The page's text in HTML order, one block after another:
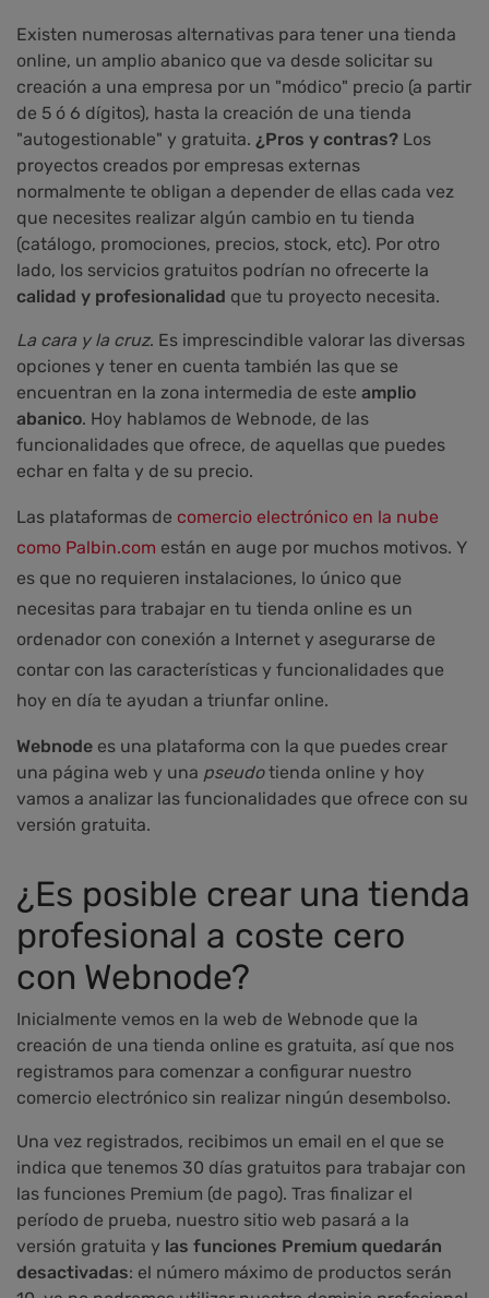
Existen numerosas alternativas para tener una tienda
online, un amplio abanico que va desde solicitar su
creación a una empresa por un "módico" precio (a partir
de 5 ó 6 dígitos), hasta la creación de una tienda
"autogestionable" y gratuita. ¿Pros y contras? Los
proyectos creados por empresas externas
normalmente te obligan a depender de ellas cada vez
que necesites realizar algún cambio en tu tienda
(catálogo, promociones, precios, stock, etc). Por otro
lado, los servicios gratuitos podrían no ofrecerte la
calidad y profesionalidad que tu proyecto necesita.
La cara y la cruz. Es imprescindible valorar las diversas
opciones y tener en cuenta también las que se
encuentran en la zona intermedia de este amplio
abanico. Hoy hablamos de Webnode, de las
funcionalidades que ofrece, de aquellas que puedes
echar en falta y de su precio.
Las plataformas de comercio electrónico en la nube
como Palbin.com están en auge por muchos motivos. Y
es que no requieren instalaciones, lo único que
necesitas para trabajar en tu tienda online es un
ordenador con conexión a Internet y asegurarse de
contar con las características y funcionalidades que
hoy en día te ayudan a triunfar online.
Webnode es una plataforma con la que puedes crear
una página web y una pseudotienda online y hoy
vamos a analizar las funcionalidades que ofrece con su
versión gratuita.
¿Es posible crear una tienda
profesional a coste cero
con Webnode?
Inicialmente vemos en la web de Webnode que la
creación de una tienda online es gratuita, así que nos
registramos para comenzar a configurar nuestro
comercio electrónico sin realizar ningún desembolso.
Una vez registrados, recibimos un email en el que se
indica que tenemos 30 días gratuitos para trabajar con
las funciones Premium (de pago). Tras finalizar el
período de prueba, nuestro sitio web pasará a la
versión gratuita y las funciones Premium quedarán
desactivadas: el número máximo de productos serán